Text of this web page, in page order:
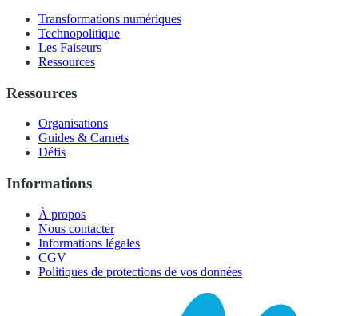
Transformations numériques
Technopolitique
Les Faiseurs
Ressources
Ressources
Organisations
Guides & Carnets
Défis
Informations
À propos
Nous contacter
Informations légales
CGV
Politiques de protections de vos données